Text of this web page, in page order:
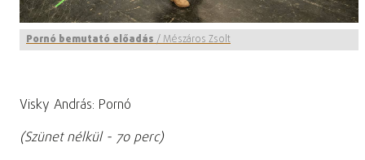
Pornó bemutató előadás/Mészáros Zsolt
Visky András: Pornó
(Szünet nélkül - 70 perc)